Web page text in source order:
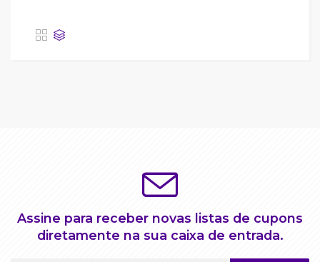
Assine para receber novas listas de cupons
diretamente na sua caixa de entrada.